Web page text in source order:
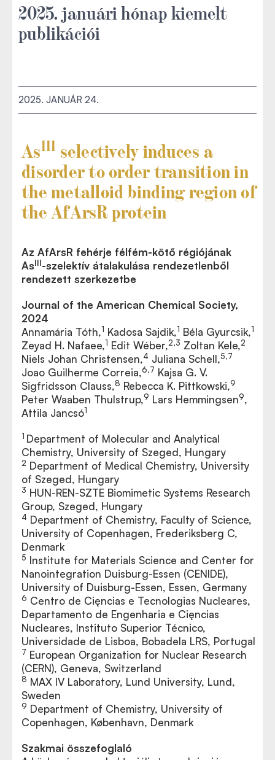
2025. januári hónap kiemelt
publikációi
2025. JANUÁR 24.
AsIII selectively induces a
disorder to order transition in
the metalloid binding region of
the AfArsR protein
Az AfArsR fehérje félfém-kötő régiójának
AsIII-szelektív átalakulása rendezetlenből
rendezett szerkezetbe
Journal of the American Chemical Society,
2024
Annamária Tóth,1 Kadosa Sajdik,1 Béla Gyurcsik,1
Zeyad H. Nafaee,1 Edit Wéber,2,3 Zoltan Kele,2
Niels Johan Christensen,4 Juliana Schell,5,7
Joao Guilherme Correia,6,7 Kajsa G. V.
Sigfridsson Clauss,8 Rebecca K. Pittkowski,9
Peter Waaben Thulstrup,9 Lars Hemmingsen9,
Attila Jancsó1
1 Department of Molecular and Analytical
Chemistry, University of Szeged, Hungary
2 Department of Medical Chemistry, University
of Szeged, Hungary
3 HUN-REN-SZTE Biomimetic Systems Research
Group, Szeged, Hungary
4 Department of Chemistry, Faculty of Science,
University of Copenhagen, Frederiksberg C,
Denmark
5 Institute for Materials Science and Center for
Nanointegration Duisburg-Essen (CENIDE),
University of Duisburg-Essen, Essen, Germany
6 Centro de Cięncias e Tecnologias Nucleares,
Departamento de Engenharia e Cięncias
Nucleares, Instituto Superior Técnico,
Universidade de Lisboa, Bobadela LRS, Portugal
7 European Organization for Nuclear Research
(CERN), Geneva, Switzerland
8 MAX IV Laboratory, Lund University, Lund,
Sweden
9 Department of Chemistry, University of
Copenhagen, København, Denmark
Szakmai összefoglaló